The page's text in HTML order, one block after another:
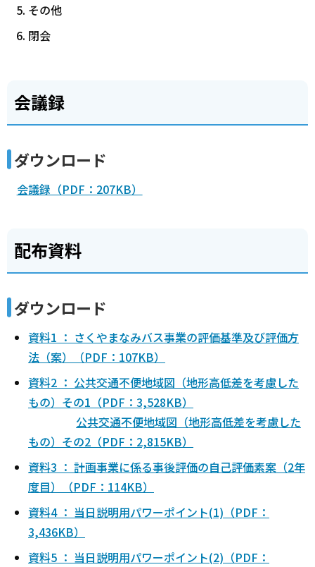
その他
閉会
会議録
ダウンロード
会議録（PDF：207KB）
配布資料
ダウンロード
資料1 ： さくやまなみバス事業の評価基準及び評価方
法（案）（PDF：107KB）
資料2 ： 公共交通不便地域図（地形高低差を考慮した
もの）その1（PDF：3,528KB）
公共交通不便地域図（地形高低差を考慮した
もの）その2（PDF：2,815KB）
資料3 ： 計画事業に係る事後評価の自己評価素案（2年
度目）（PDF：114KB）
資料4 ： 当日説明用パワーポイント(1)（PDF：
3,436KB）
資料5 ： 当日説明用パワーポイント(2)（PDF：